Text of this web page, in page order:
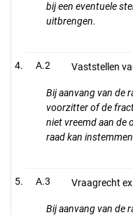
bij een eventuele
uitbrengen.
A.2 Vaststellen
Bij aanvang van de
voorzitter of de
niet vreemd aan de
raad kan
A.3 Vraagrecht
Bij aanvang van de